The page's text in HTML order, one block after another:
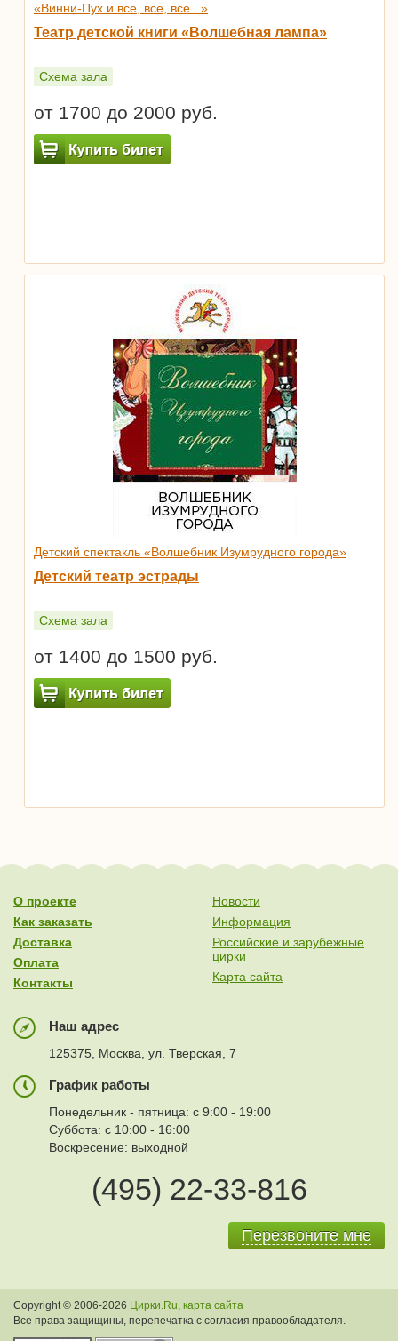
«Винни-Пух и все, все, все...»
Театр детской книги «Волшебная лампа»
Схема зала
от 1700 до 2000 руб.
Детский спектакль «Волшебник Изумрудного города»
Детский театр эстрады
Схема зала
от 1400 до 1500 руб.
О проекте
Как заказать
Доставка
Оплата
Контакты
Новости
Информация
Российские и зарубежные
цирки
Карта сайта
Наш адрес
125375, Москва, ул. Тверская, 7
График работы
Понедельник - пятница: с 9:00 - 19:00
Суббота: с 10:00 - 16:00
Воскресение: выходной
(495) 22-33-816
Перезвоните мне
Copyright © 2006-2026 Цирки.Ru карта сайта
Все права защищины, перепечатка с согласия правообладателя.